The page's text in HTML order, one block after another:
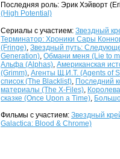
Последняя роль: Эрик Хэйворт
(High Potential)
Сериалы с участием: Звездный
Терминатор: Хроники Сары
(Fringe), Звездный путь:
Generation), Обмани меня (Lie to
Альфа (Alphas), Американская
(Grimm), Агенты Щ.И.Т. (Agents of
список (The Blacklist), Последний
материалы (The X-Files),
сказке (Once Upon a Time),
Фильмы с участием: Звездный
Galactica: Blood & Chrome)